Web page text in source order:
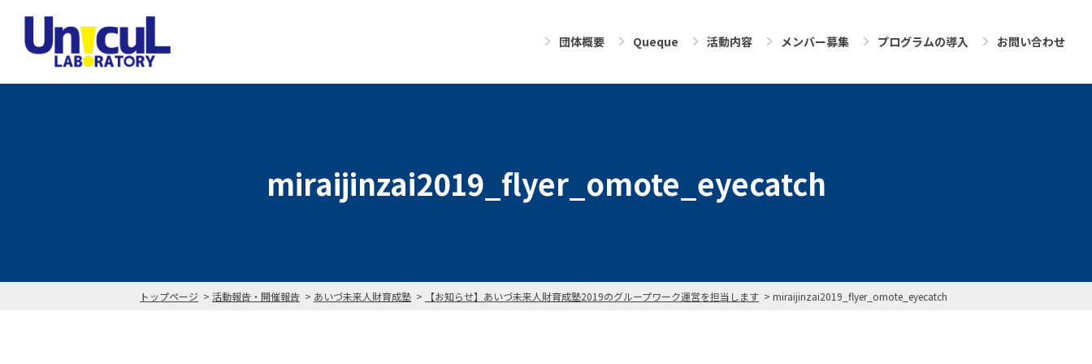
団体概要 Queque 活動内容 メンバー募集 プログラムの導入 お問い合わせ
miraijinzai2019_flyer_omote_eyecatch
トップページ 活動報告・開催報告 あいづ未来人財育成塾 【お知らせ】あいづ未来人財育成塾2019のグループワーク運営を担当します miraijinzai2019_flyer_omote_eyecatch